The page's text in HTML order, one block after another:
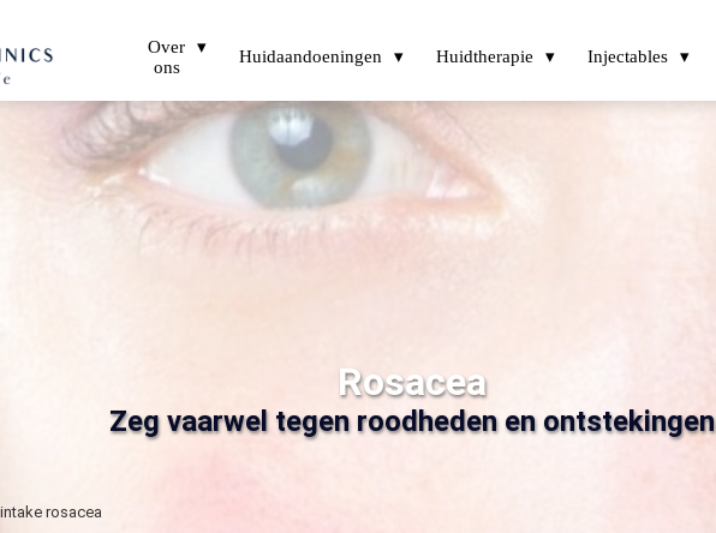
Over
ons
Huidaandoeningen Huidtherapie Injectables
Rosacea
Zeg vaarwel tegen roodheden en ontstekingen
rosacea